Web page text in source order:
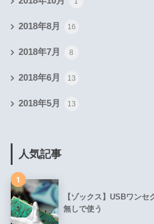
2018年8月 16
2018年7月 8
2018年6月 13
2018年5月 13
人気記事
1
【ゾックス】USBワン
無しで使う